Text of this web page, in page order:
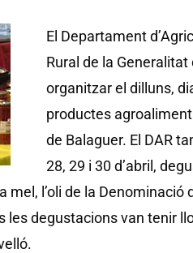
El Departament
Rural de la
organitzar el dilluns,
productes
de Balaguer. El DAR
28, 29 i 30 d’abril,
l’oli de la Denominació
les degustacions van tenir